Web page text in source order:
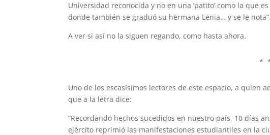
Universidad reconocida y no en una ‘patito’ como la que
donde también se graduó su hermana Lenia… y se le nota”.
A ver si así no la siguen regando, como hasta ahora.
*
Uno de los escasísimos lectores de este espacio, a quien
que a la letra dice:
“Recordando hechos sucedidos en nuestro país, 10 días
ejército reprimió las manifestaciones estudiantiles en la